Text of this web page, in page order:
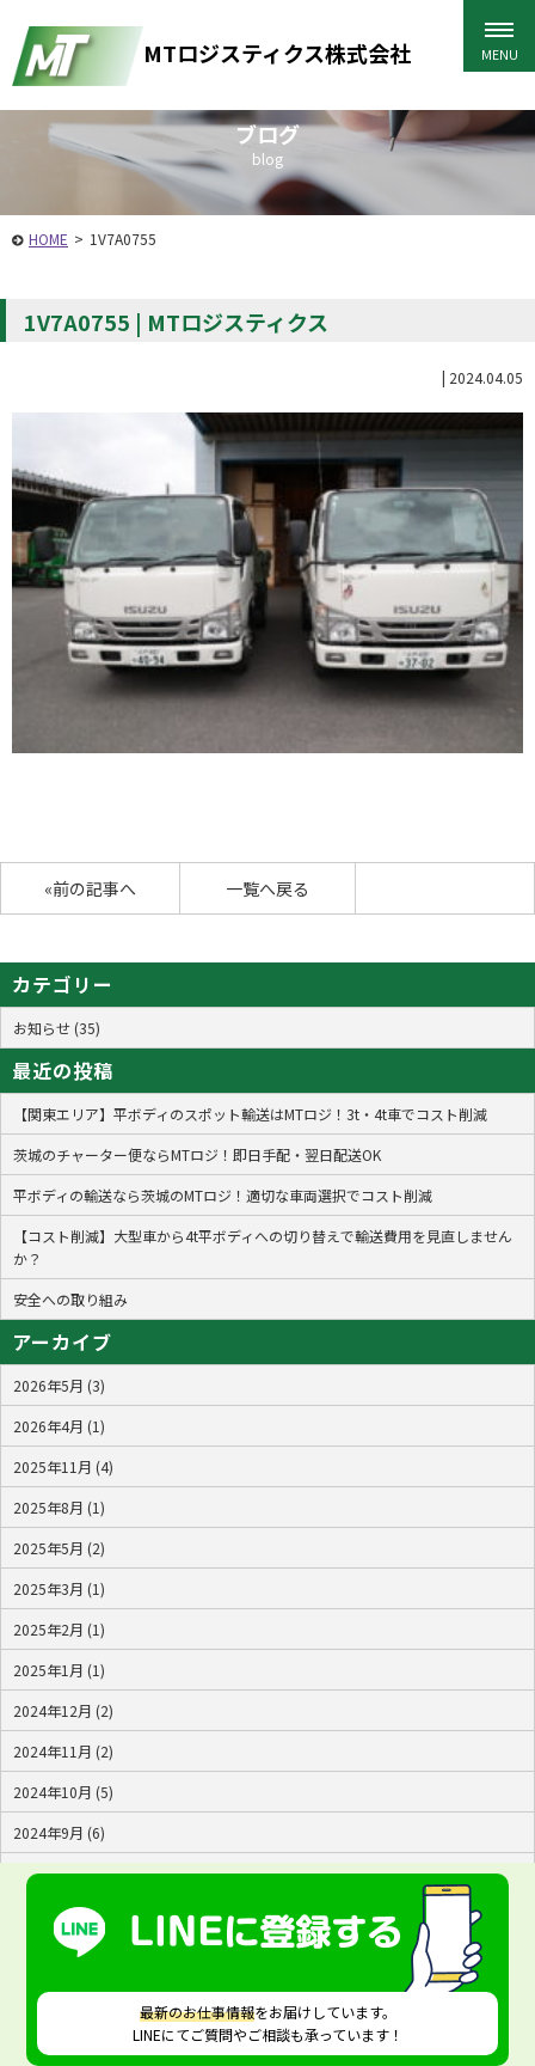
MTロジスティクス株式会社
ブログ
blog
HOME > 1V7A0755
1V7A0755 | MTロジスティクス
| 2024.04.05
«前の記事へ 一覧へ戻る
カテゴリー
お知らせ (35)
最近の投稿
【関東エリア】平ボディのスポット輸送はMTロジ！3t・4t車でコスト削減
茨城のチャーター便ならMTロジ！即日手配・翌日配送OK
平ボディの輸送なら茨城のMTロジ！適切な車両選択でコスト削減
【コスト削減】大型車から4t平ボディへの切り替えで輸送費用を見直しません
か？
安全への取り組み
アーカイブ
2026年5月 (3)
2026年4月 (1)
2025年11月 (4)
2025年8月 (1)
2025年5月 (2)
2025年3月 (1)
2025年2月 (1)
2025年1月 (1)
2024年12月 (2)
2024年11月 (2)
2024年10月 (5)
2024年9月 (6)
2024年8月 (4)
2024年7月 (2)
最新のお仕事情報をお届けしています。
LINEにてご質問やご相談も承っています！